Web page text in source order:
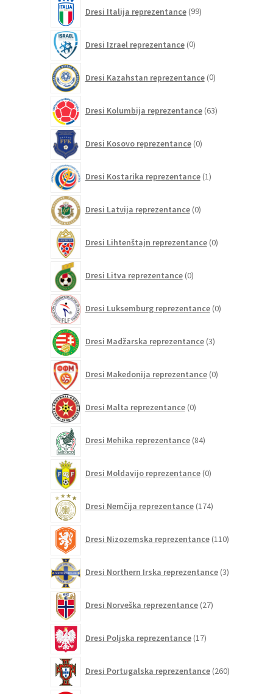
Dresi Italija reprezentance 99izdelkov
Dresi Izrael reprezentance 0izdelkov
Dresi Kazahstan reprezentance 0izdelkov
Dresi Kolumbija reprezentance 63izdelkov
Dresi Kosovo reprezentance 0izdelkov
Dresi Kostarika reprezentance 1izdelek
Dresi Latvija reprezentance 0izdelkov
Dresi Lihtenštajn reprezentance 0izdelkov
Dresi Litva reprezentance 0izdelkov
Dresi Luksemburg reprezentance 0izdelkov
Dresi Madžarska reprezentance 3izdelki
Dresi Makedonija reprezentance 0izdelkov
Dresi Malta reprezentance 0izdelkov
Dresi Mehika reprezentance 84izdelkov
Dresi Moldavijo reprezentance 0izdelkov
Dresi Nemčija reprezentance 174izdelkov
Dresi Nizozemska reprezentance 110izdelkov
Dresi Northern Irska reprezentance 3izdelki
Dresi Norveška reprezentance 27izdelkov
Dresi Poljska reprezentance 17izdelkov
Dresi Portugalska reprezentance 260izdelkov